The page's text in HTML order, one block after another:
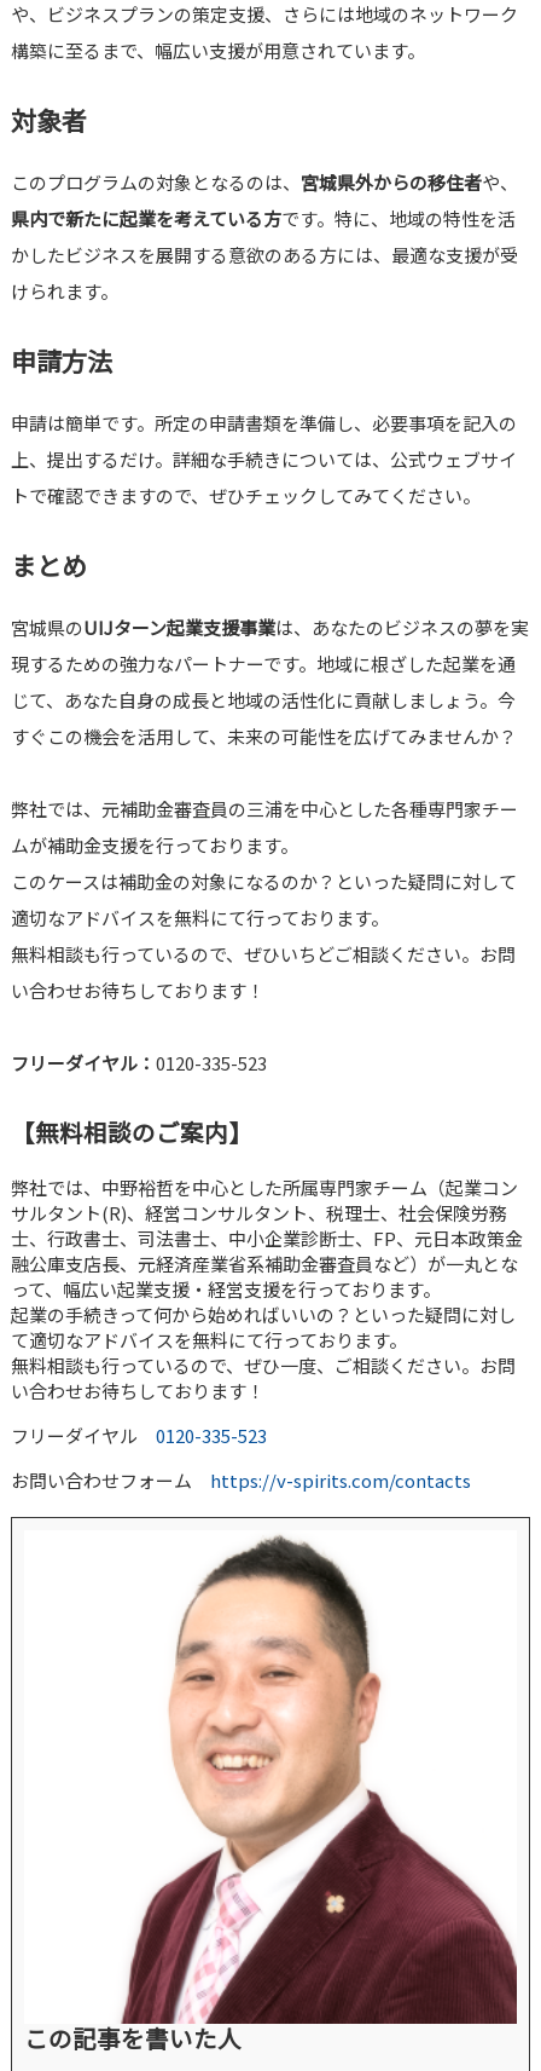
や、ビジネスプランの策定支援、さらには地域のネットワーク
構築に至るまで、幅広い支援が用意されています。
対象者
このプログラムの対象となるのは、 宮城県外からの移住者や、
県内で新たに起業を考えている方です。特に、地域の特性を活
かしたビジネスを展開する意欲のある方には、最適な支援が受
けられます。
申請方法
申請は簡単です。所定の申請書類を準備し、必要事項を記入の
上、提出するだけ。詳細な手続きについては、公式ウェブサイ
トで確認できますので、ぜひチェックしてみてください。
まとめ
宮城県のUIJターン起業支援事業は、あなたのビジネスの夢を実
現するための強力なパートナーです。地域に根ざした起業を通
じて、あなた自身の成長と地域の活性化に貢献しましょう。今
すぐこの機会を活用して、未来の可能性を広げてみませんか？
弊社では、元補助金審査員の三浦を中心とした各種専門家チー
ムが補助金支援を行っております。
このケースは補助金の対象になるのか？といった疑問に対して
適切なアドバイスを無料にて行っております。
無料相談も行っているので、ぜひいちどご相談ください。お問
い合わせお待ちしております！
フリーダイヤル： 0120-335-523
【無料相談のご案内】
弊社では、中野裕哲を中心とした所属専門家チーム（起業コン
サルタント(R)、経営コンサルタント、税理士、社会保険労務
士、行政書士、司法書士、中小企業診断士、FP、元日本政策金
融公庫支店長、元経済産業省系補助金審査員など）が一丸とな
って、幅広い起業支援・経営支援を行っております。
起業の手続きって何から始めればいいの？といった疑問に対し
て適切なアドバイスを無料にて行っております。
無料相談も行っているので、ぜひ一度、ご相談ください。お問
い合わせお待ちしております！
フリーダイヤル 0120-335-523
お問い合わせフォーム https://v-spirits.com/contacts
この記事を書いた人